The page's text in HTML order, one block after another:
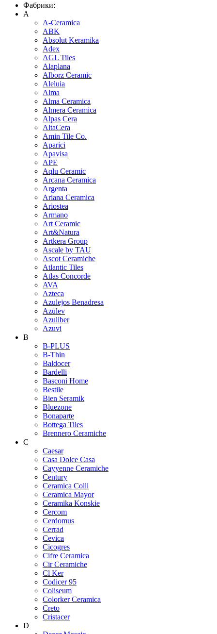
Фабрики:
A
A-Ceramica
ABK
Absolut Keramika
Adex
AGL Tiles
Alaplana
Alborz Ceramic
Aleluia
Alma
Alma Ceramica
Almera Ceramica
Alpas Cera
AltaCera
Amin Tile Co.
Aparici
Apavisa
APE
Aqlu Ceramic
Arcana Ceramica
Argenta
Ariana Ceramica
Ariostea
Armano
Art Ceramic
Art&Natura
Artkera Group
Ascale by TAU
Ascot Ceramiche
Atlantic Tiles
Atlas Concorde
AVA
Azteca
Azulejos Benadresa
Azulev
Azuliber
Azuvi
B
B-PLUS
B-Thin
Baldocer
Bardelli
Basconi Home
Bestile
Bien Seramik
Bluezone
Bonaparte
Bottega Tiles
Brennero Ceramiche
C
Caesar
Casa Dolce Casa
Cayyenne Ceramiche
Century
Ceramica Colli
Ceramica Mayor
Ceramika Konskie
Cercom
Cerdomus
Cerrad
Cevica
Cicogres
Cifre Ceramica
Cir Ceramiche
Cl Ker
Codicer 95
Coliseum
Colorker Ceramica
Creto
Cristacer
D